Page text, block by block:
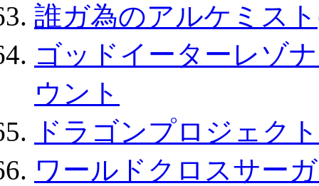
誰ガ為のアルケミス
ゴッドイーターレゾ
ウント
ドラゴンプロジェク
ワールドクロスサー